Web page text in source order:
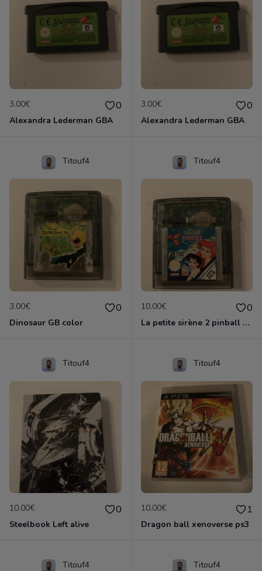
3.00€ 0
Alexandra Lederman GBA
3.00€ 0
Alexandra Lederman GBA
Titouf4
3.00€ 0
Dinosaur GB color
Titouf4
10.00€ 0
La petite sirène 2 pinball GB color
Titouf4
10.00€ 0
Steelbook Left alive
Titouf4
10.00€ 1
Dragon ball xenoverse ps3
Titouf4 Titouf4